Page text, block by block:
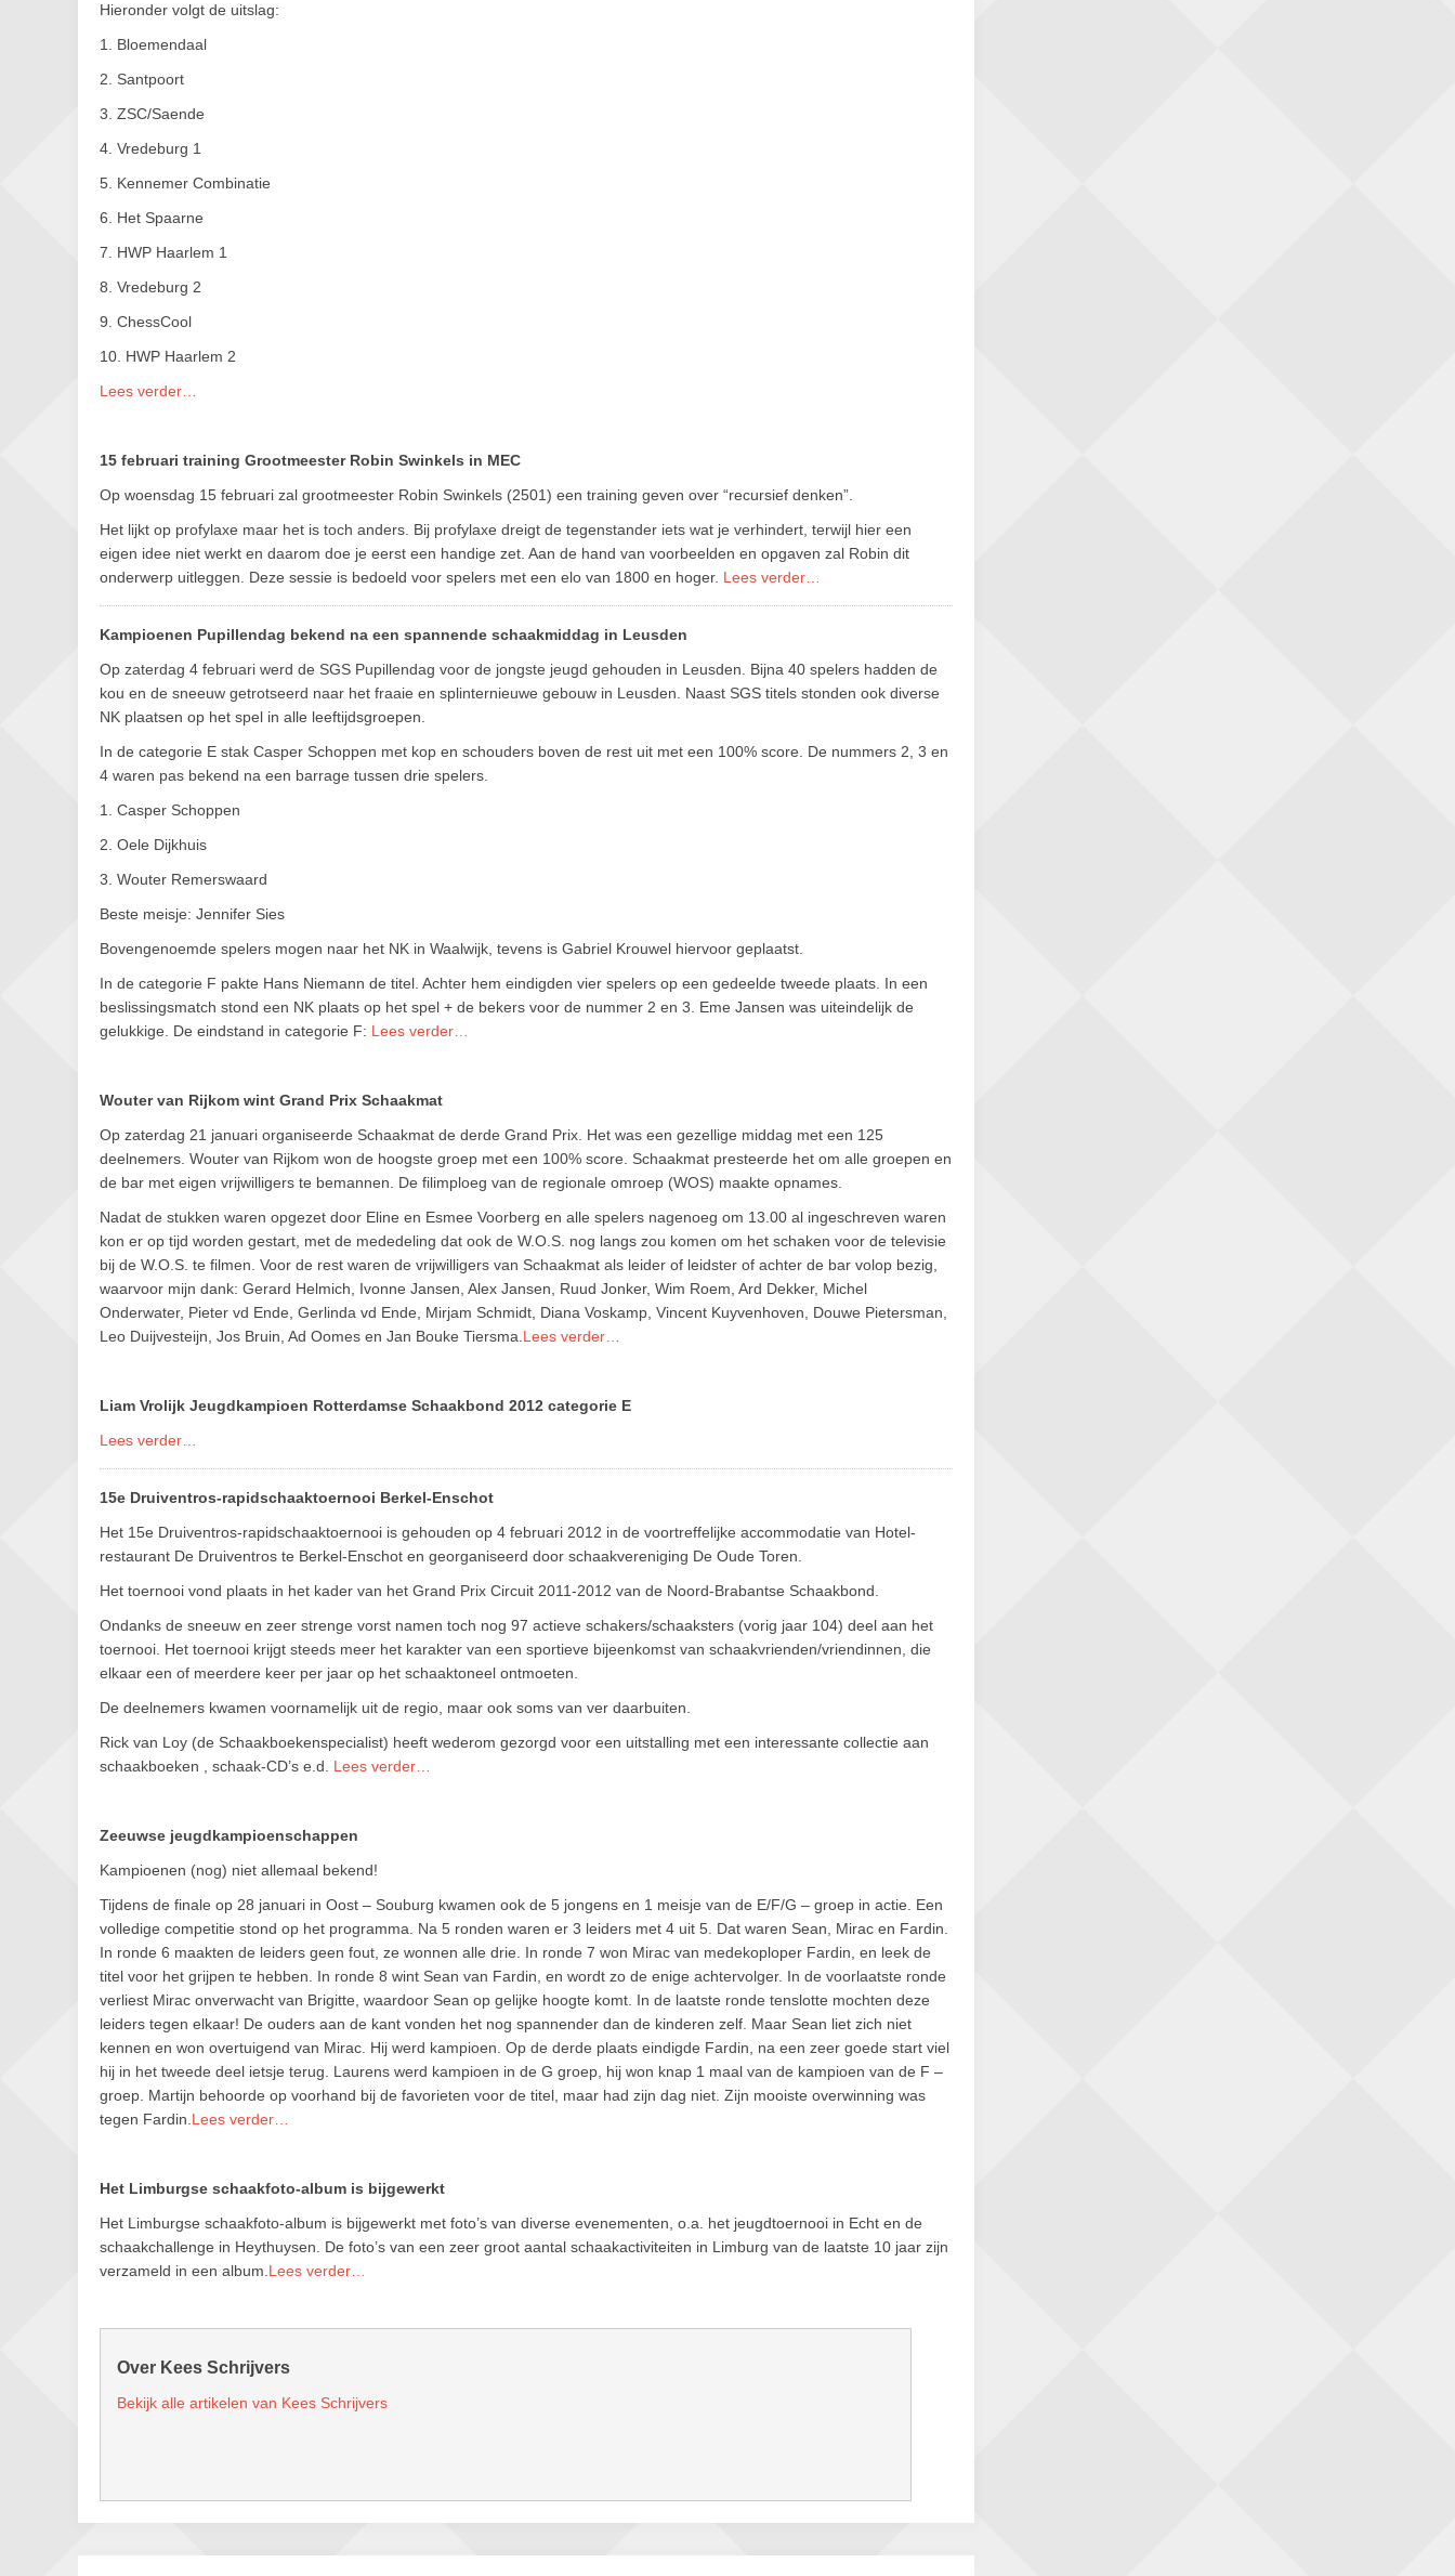
Hieronder volgt de uitslag:
1. Bloemendaal
2. Santpoort
3. ZSC/Saende
4. Vredeburg 1
5. Kennemer Combinatie
6. Het Spaarne
7. HWP Haarlem 1
8. Vredeburg 2
9. ChessCool
10. HWP Haarlem 2
Lees verder…
15 februari training Grootmeester Robin Swinkels in MEC
Op woensdag 15 februari zal grootmeester Robin Swinkels (2501) een training geven over “recursief denken”.
Het lijkt op profylaxe maar het is toch anders. Bij profylaxe dreigt de tegenstander iets wat je verhindert, terwijl hier een
eigen idee niet werkt en daarom doe je eerst een handige zet. Aan de hand van voorbeelden en opgaven zal Robin dit
onderwerp uitleggen. Deze sessie is bedoeld voor spelers met een elo van 1800 en hoger. Lees verder…
Kampioenen Pupillendag bekend na een spannende schaakmiddag in Leusden
Op zaterdag 4 februari werd de SGS Pupillendag voor de jongste jeugd gehouden in Leusden. Bijna 40 spelers hadden de
kou en de sneeuw getrotseerd naar het fraaie en splinternieuwe gebouw in Leusden. Naast SGS titels stonden ook diverse
NK plaatsen op het spel in alle leeftijdsgroepen.
In de categorie E stak Casper Schoppen met kop en schouders boven de rest uit met een 100% score. De nummers 2, 3 en
4 waren pas bekend na een barrage tussen drie spelers.
1. Casper Schoppen
2. Oele Dijkhuis
3. Wouter Remerswaard
Beste meisje: Jennifer Sies
Bovengenoemde spelers mogen naar het NK in Waalwijk, tevens is Gabriel Krouwel hiervoor geplaatst.
In de categorie F pakte Hans Niemann de titel. Achter hem eindigden vier spelers op een gedeelde tweede plaats. In een
beslissingsmatch stond een NK plaats op het spel + de bekers voor de nummer 2 en 3. Eme Jansen was uiteindelijk de
gelukkige. De eindstand in categorie F: Lees verder…
Wouter van Rijkom wint Grand Prix Schaakmat
Op zaterdag 21 januari organiseerde Schaakmat de derde Grand Prix. Het was een gezellige middag met een 125
deelnemers. Wouter van Rijkom won de hoogste groep met een 100% score. Schaakmat presteerde het om alle groepen en
de bar met eigen vrijwilligers te bemannen. De filimploeg van de regionale omroep (WOS) maakte opnames.
Nadat de stukken waren opgezet door Eline en Esmee Voorberg en alle spelers nagenoeg om 13.00 al ingeschreven waren
kon er op tijd worden gestart, met de mededeling dat ook de W.O.S. nog langs zou komen om het schaken voor de televisie
bij de W.O.S. te filmen. Voor de rest waren de vrijwilligers van Schaakmat als leider of leidster of achter de bar volop bezig,
waarvoor mijn dank: Gerard Helmich, Ivonne Jansen, Alex Jansen, Ruud Jonker, Wim Roem, Ard Dekker, Michel
Onderwater, Pieter vd Ende, Gerlinda vd Ende, Mirjam Schmidt, Diana Voskamp, Vincent Kuyvenhoven, Douwe Pietersman,
Leo Duijvesteijn, Jos Bruin, Ad Oomes en Jan Bouke Tiersma. Lees verder…
Liam Vrolijk Jeugdkampioen Rotterdamse Schaakbond 2012 categorie E
Lees verder…
15e Druiventros-rapidschaaktoernooi Berkel-Enschot
Het 15e Druiventros-rapidschaaktoernooi is gehouden op 4 februari 2012 in de voortreffelijke accommodatie van Hotel-
restaurant De Druiventros te Berkel-Enschot en georganiseerd door schaakvereniging De Oude Toren.
Het toernooi vond plaats in het kader van het Grand Prix Circuit 2011-2012 van de Noord-Brabantse Schaakbond.
Ondanks de sneeuw en zeer strenge vorst namen toch nog 97 actieve schakers/schaaksters (vorig jaar 104) deel aan het
toernooi. Het toernooi krijgt steeds meer het karakter van een sportieve bijeenkomst van schaakvrienden/vriendinnen, die
elkaar een of meerdere keer per jaar op het schaaktoneel ontmoeten.
De deelnemers kwamen voornamelijk uit de regio, maar ook soms van ver daarbuiten.
Rick van Loy (de Schaakboekenspecialist) heeft wederom gezorgd voor een uitstalling met een interessante collectie aan
schaakboeken , schaak-CD’s e.d. Lees verder…
Zeeuwse jeugdkampioenschappen
Kampioenen (nog) niet allemaal bekend!
Tijdens de finale op 28 januari in Oost – Souburg kwamen ook de 5 jongens en 1 meisje van de E/F/G – groep in actie. Een
volledige competitie stond op het programma. Na 5 ronden waren er 3 leiders met 4 uit 5. Dat waren Sean, Mirac en Fardin.
In ronde 6 maakten de leiders geen fout, ze wonnen alle drie. In ronde 7 won Mirac van medekoploper Fardin, en leek de
titel voor het grijpen te hebben. In ronde 8 wint Sean van Fardin, en wordt zo de enige achtervolger. In de voorlaatste ronde
verliest Mirac onverwacht van Brigitte, waardoor Sean op gelijke hoogte komt. In de laatste ronde tenslotte mochten deze
leiders tegen elkaar! De ouders aan de kant vonden het nog spannender dan de kinderen zelf. Maar Sean liet zich niet
kennen en won overtuigend van Mirac. Hij werd kampioen. Op de derde plaats eindigde Fardin, na een zeer goede start viel
hij in het tweede deel ietsje terug. Laurens werd kampioen in de G groep, hij won knap 1 maal van de kampioen van de F –
groep. Martijn behoorde op voorhand bij de favorieten voor de titel, maar had zijn dag niet. Zijn mooiste overwinning was
tegen Fardin. Lees verder…
Het Limburgse schaakfoto-album is bijgewerkt
Het Limburgse schaakfoto-album is bijgewerkt met foto’s van diverse evenementen, o.a. het jeugdtoernooi in Echt en de
schaakchallenge in Heythuysen. De foto’s van een zeer groot aantal schaakactiviteiten in Limburg van de laatste 10 jaar zijn
verzameld in een album. Lees verder…
Over Kees Schrijvers
Bekijk alle artikelen van Kees Schrijvers